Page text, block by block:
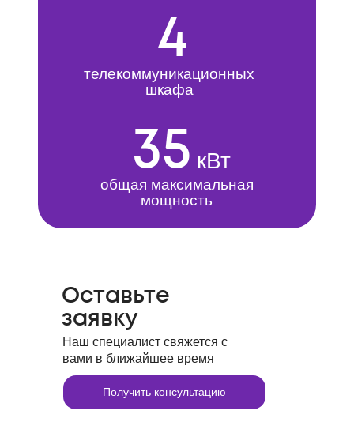
телекоммуникационных
шкафа
4
общая максимальная
мощность
35 кВт
Оставьте
заявку
Наш специалист свяжется с
вами в ближайшее время
Получить консультацию